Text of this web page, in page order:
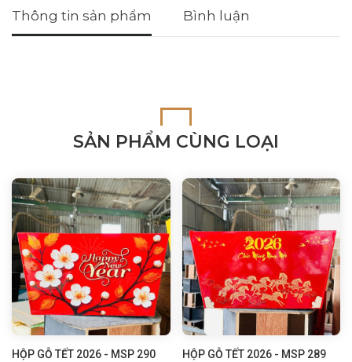
Thông tin sản phẩm Bình luận
SẢN PHẨM CÙNG LOẠI
HỘP GỖ TẾT 2026 - MSP 290 HỘP GỖ TẾT 2026 - MSP 289